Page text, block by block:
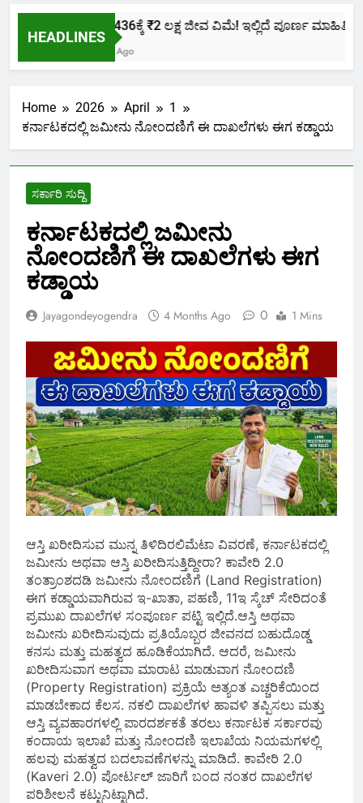
HEADLINES
ಕೇವಲ ₹436ಕ್ಕೆ ₹2 ಲಕ್ಷ ಜೀವ ವಿಮೆ! ಇಲ್ಲಿದೆ ಪೂರ್ಣ ಮಾಹಿತಿ.
2 Months Ago
Home 2026 April
1
ಕರ್ನಾಟಕದಲ್ಲಿ ಜಮೀನು ನೋಂದಣಿಗೆ ಈ ದಾಖಲೆಗಳು ಈಗ ಕಡ್ಡಾಯ
ಸರ್ಕಾರಿ ಸುದ್ದಿ
ಕರ್ನಾಟಕದಲ್ಲಿ ಜಮೀನು
ನೋಂದಣಿಗೆ ಈ ದಾಖಲೆಗಳು ಈಗ
ಕಡ್ಡಾಯ
Jayagondeyogendra 4 Months Ago 0 1 Mins
ಆಸ್ತಿ ಖರೀದಿಸುವ ಮುನ್ನ ತಿಳಿದಿರಲಿಮೆಟಾ ವಿವರಣೆ, ಕರ್ನಾಟಕದಲ್ಲಿ
ಜಮೀನು ಅಥವಾ ಆಸ್ತಿ ಖರೀದಿಸುತ್ತಿದ್ದೀರಾ? ಕಾವೇರಿ 2.0
ತಂತ್ರಾಂಶದಡಿ ಜಮೀನು ನೋಂದಣಿಗೆ (Land Registration)
ಈಗ ಕಡ್ಡಾಯವಾಗಿರುವ ಇ-ಖಾತಾ, ಪಹಣಿ, 11ಇ ಸ್ಕೆಚ್ ಸೇರಿದಂತೆ
ಪ್ರಮುಖ ದಾಖಲೆಗಳ ಸಂಪೂರ್ಣ ಪಟ್ಟಿ ಇಲ್ಲಿದೆ.ಆಸ್ತಿ ಅಥವಾ
ಜಮೀನು ಖರೀದಿಸುವುದು ಪ್ರತಿಯೊಬ್ಬರ ಜೀವನದ ಬಹುದೊಡ್ಡ
ಕನಸು ಮತ್ತು ಮಹತ್ವದ ಹೂಡಿಕೆಯಾಗಿದೆ. ಆದರೆ, ಜಮೀನು
ಖರೀದಿಸುವಾಗ ಅಥವಾ ಮಾರಾಟ ಮಾಡುವಾಗ ನೋಂದಣಿ
(Property Registration) ಪ್ರಕ್ರಿಯೆ ಅತ್ಯಂತ ಎಚ್ಚರಿಕೆಯಿಂದ
ಮಾಡಬೇಕಾದ ಕೆಲಸ. ನಕಲಿ ದಾಖಲೆಗಳ ಹಾವಳಿ ತಪ್ಪಿಸಲು ಮತ್ತು
ಆಸ್ತಿ ವ್ಯವಹಾರಗಳಲ್ಲಿ ಪಾರದರ್ಶಕತೆ ತರಲು ಕರ್ನಾಟಕ ಸರ್ಕಾರವು
ಕಂದಾಯ ಇಲಾಖೆ ಮತ್ತು ನೋಂದಣಿ ಇಲಾಖೆಯ ನಿಯಮಗಳಲ್ಲಿ
ಹಲವು ಮಹತ್ವದ ಬದಲಾವಣೆಗಳನ್ನು ಮಾಡಿದೆ. ಕಾವೇರಿ 2.0
(Kaveri 2.0) ಪೋರ್ಟಲ್ ಜಾರಿಗೆ ಬಂದ ನಂತರ ದಾಖಲೆಗಳ
ಪರಿಶೀಲನೆ ಕಟ್ಟುನಿಟ್ಟಾಗಿದೆ.